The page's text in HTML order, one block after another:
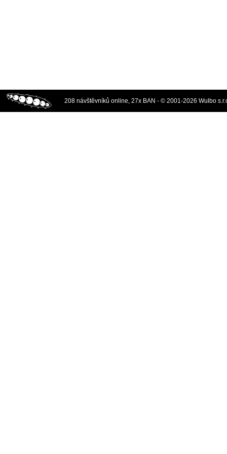
208 návštěvníků online, 27x BAN - © 2001-2026 Wulbo